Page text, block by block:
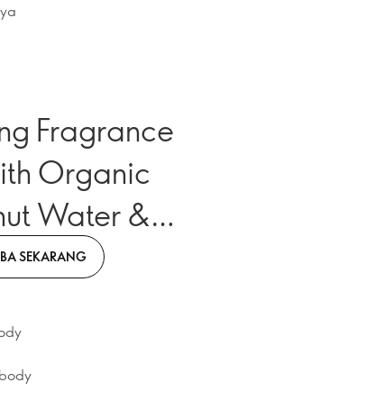
Fragrance
Organic
Water &
SEKARANG